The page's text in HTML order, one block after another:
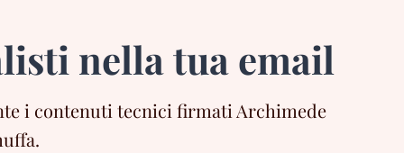
nella tua email
i contenuti tecnici firmati Archimede